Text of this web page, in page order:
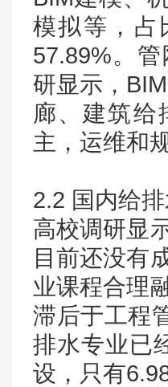
模拟等，占
57.89%。
研显示，
廊、建筑给
主，运维和
2.2 国内给
高校调研显
目前还没有
业课程合理
滞后于工程
排水专业已
设，只有